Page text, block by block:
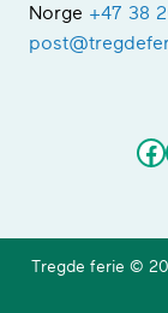
Norge +47 38
Tregde ferie ©